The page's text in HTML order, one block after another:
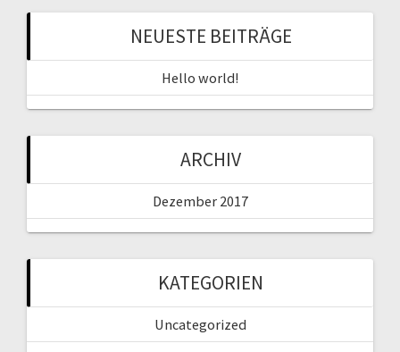
NEUESTE BEITRÄGE
Hello world!
ARCHIV
Dezember 2017
KATEGORIEN
Uncategorized